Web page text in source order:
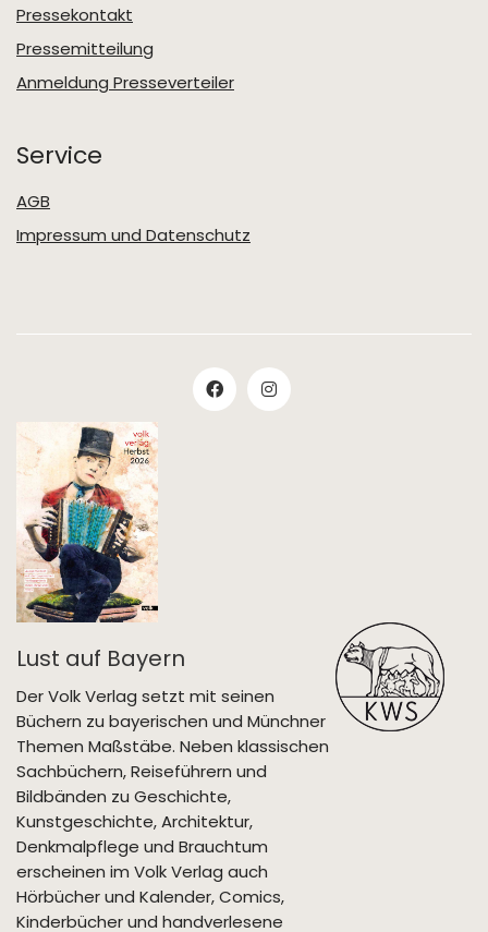
Pressekontakt
Pressemitteilung
Anmeldung Presseverteiler
Service
AGB
Impressum und Datenschutz
Lust auf Bayern
Der Volk Verlag setzt mit seinen
Büchern zu bayerischen und Münchner
Themen Maßstäbe. Neben klassischen
Sachbüchern, Reiseführern und
Bildbänden zu Geschichte,
Kunstgeschichte, Architektur,
Denkmalpflege und Brauchtum
erscheinen im Volk Verlag auch
Hörbücher und Kalender, Comics,
Kinderbücher und handverlesene